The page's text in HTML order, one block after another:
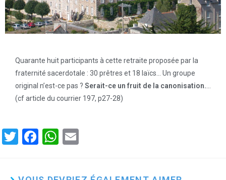
Quarante huit participants à cette retraite proposée par la
fraternité sacerdotale : 30 prêtres et 18 laïcs… Un groupe
original n’est-ce pas ? Serait-ce un fruit de la canonisation.
(cf article du courrier 197, p27-28)
T
F
W